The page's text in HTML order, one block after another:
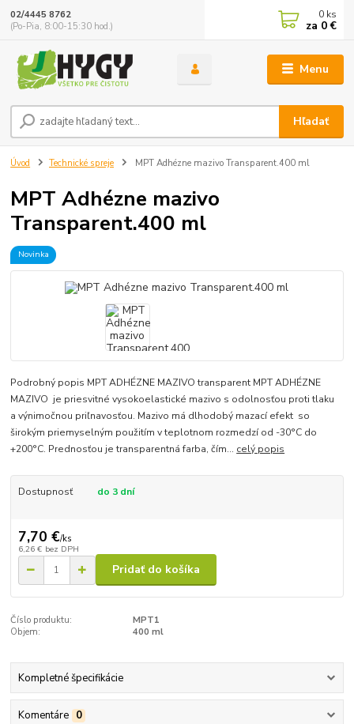
Menu
Hľadať
02/4445 8762
(Po-Pia, 8:00-15:30 hod.)
0 ks
za 0 €
Úvod Technické spreje MPT Adhézne mazivo Transparent.400 ml
MPT Adhézne mazivo
Transparent.400 ml
Novinka
Podrobný popis MPT ADHÉZNE MAZIVO transparent MPT ADHÉZNE
MAZIVO je priesvitné vysokoelastické mazivo s odolnosťou proti tlaku
a výnimočnou priľnavosťou. Mazivo má dlhodobý mazací efekt so
širokým priemyselným použitím v teplotnom rozmedzí od -30°C do
+200°C. Prednosťou je transparentná farba, čím... celý popis
Dostupnosť do 3 dní
7,70 €/ks
6,26 € bez DPH
Pridať do košíka
Číslo produktu:
MPT1
Objem:
400 ml
Kompletné špecifikácie
Komentáre 0